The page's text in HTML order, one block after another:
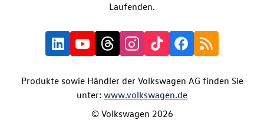
Laufenden.
Produkte sowie Händler der Volkswagen AG finden Sie
unter: www.volkswagen.de
© Volkswagen 2026